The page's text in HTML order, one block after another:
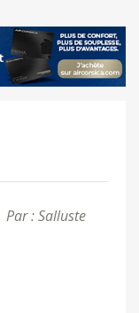
Par : Salluste